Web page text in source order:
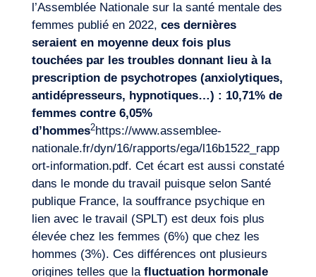
Notre aventure
l’Assemblée Nationale sur la santé mentale des
femmes publié en 2022, ces dernières
seraient en moyenne deux fois plus
touchées par les troubles donnant lieu à la
prescription de psychotropes (anxiolytiques,
antidépresseurs, hypnotiques…) : 10,71% de
femmes contre 6,05%
d’hommes2https://www.assemblee-
nationale.fr/dyn/16/rapports/ega/l16b1522_rapp
ort-information.pdf. Cet écart est aussi constaté
dans le monde du travail puisque selon Santé
publique France, la souffrance psychique en
lien avec le travail (SPLT) est deux fois plus
élevée chez les femmes (6%) que chez les
hommes (3%). Ces différences ont plusieurs
origines telles que la fluctuation hormonale